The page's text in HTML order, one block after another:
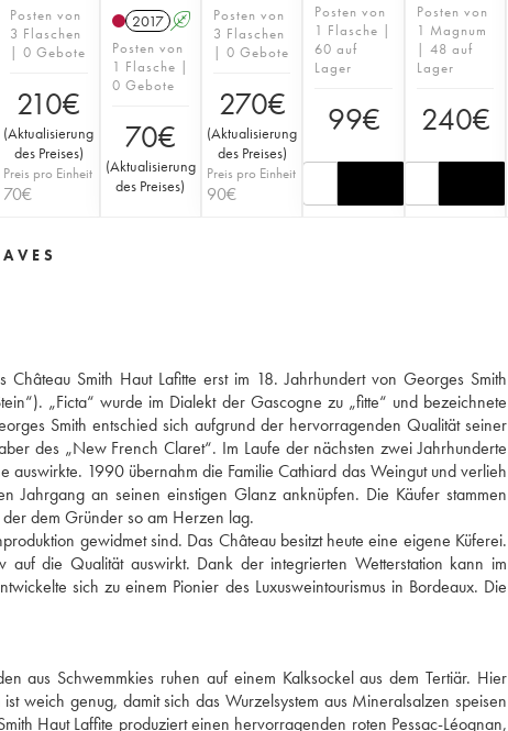
Posten von
3 Flaschen
| 0 Gebote
210€
(Aktualisierung
des Preises)
Preis pro Einheit
70€
2017 A
Posten von
1 Flasche |
0 Gebote
70€
(Aktualisierung
des Preises)
Posten von
3 Flaschen
| 0 Gebote
270€
(Aktualisierung
des Preises)
Preis pro Einheit
90€
Posten von
1 Flasche |
60 auf
Lager
99€
Posten von
1 Magnum
| 48 auf
Lager
240€
Smith Haut Lafitte erst im 18. Jahrhundert von Georges Smith
„Ficta“ wurde im Dialekt der Gascogne zu „fitte“ und bezeichnete
Smith entschied sich aufgrund der hervorragenden Qualität seiner
des „New French Claret“. Im Laufe der nächsten zwei Jahrhunderte
1990 übernahm die Familie Cathiard das Weingut und verlieh
Jahrgang an seinen einstigen Glanz anknüpfen. Die Käufer stammen
dem Gründer so am Herzen lag.
gewidmet sind. Das Château besitzt heute eine eigene Küferei.
die Qualität auswirkt. Dank der integrierten Wetterstation kann im
sich zu einem Pionier des Luxusweintourismus in Bordeaux. Die
aus Schwemmkies ruhen auf einem Kalksockel aus dem Tertiär. Hier
weich genug, damit sich das Wurzelsystem aus Mineralsalzen speisen
Haut Laffite produziert einen hervorragenden roten Pessac-Léognan,